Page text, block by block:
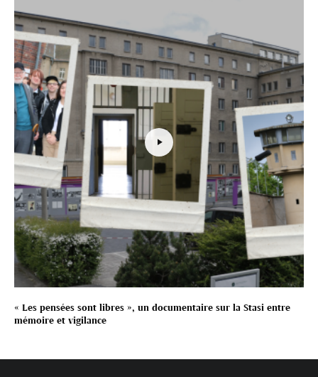
« Les pensées sont libres », un documentaire sur la Stasi entre
mémoire et vigilance